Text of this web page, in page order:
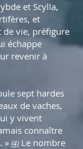
et Scylla,
et
de vie, préfigure
échappe
revenir à
sept hardes
de vaches,
y vivent
connaître
» (4) Le nombre